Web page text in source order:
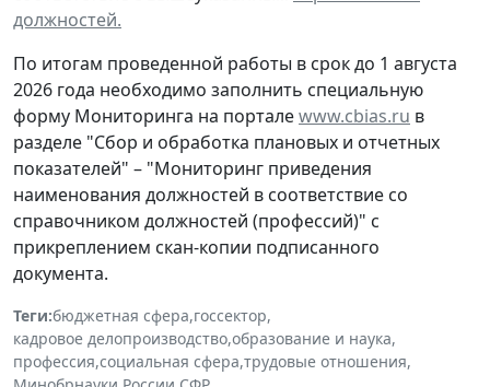
должностей.
По итогам проведенной работы в срок до 1 августа
2026 года необходимо заполнить специальную
форму Мониторинга на порталеwww.cbias.ru в
разделе "Сбор и обработка плановых и отчетных
показателей" – "Мониторинг приведения
наименования должностей в соответствие со
справочником должностей (профессий)" с
прикреплением скан-копии подписанного
документа.
Теги:бюджетная сфера,госсектор,
кадровое делопроизводство,образование и наука,
профессия,социальная сфера,трудовые отношения,